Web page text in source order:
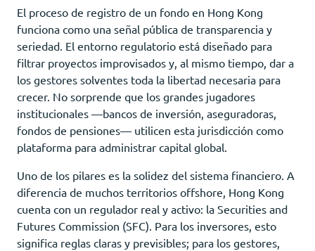
El proceso de registro de un fondo en Hong Kong
funciona como una señal pública de transparencia y
seriedad. El entorno regulatorio está diseñado para
filtrar proyectos improvisados y, al mismo tiempo, dar a
los gestores solventes toda la libertad necesaria para
crecer. No sorprende que los grandes jugadores
institucionales —bancos de inversión, aseguradoras,
fondos de pensiones— utilicen esta jurisdicción como
plataforma para administrar capital global.
Uno de los pilares es la solidez del sistema financiero. A
diferencia de muchos territorios offshore, Hong Kong
cuenta con un regulador real y activo: la Securities and
Futures Commission (SFC). Para los inversores, esto
significa reglas claras y previsibles; para los gestores,